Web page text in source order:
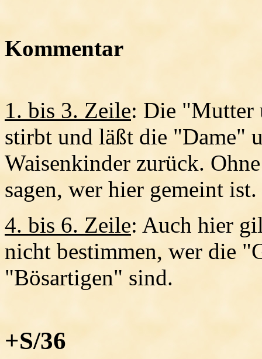
Kommentar
1. bis 3. Zeile: Die "Mutter
stirbt und läßt die "Dame"
Waisenkinder zurück.
sagen, wer hier gemeint ist.
4. bis 6. Zeile: Auch hier
nicht bestimmen, wer die
"Bösartigen" sind.
+S/36